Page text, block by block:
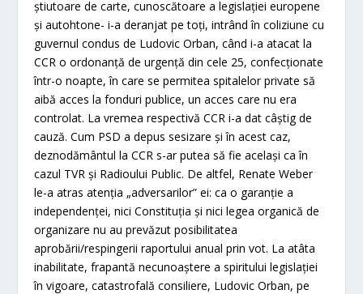
ştiutoare de carte, cunoscătoare a legislaţiei europene
şi autohtone- i-a deranjat pe toţi, intrând în coliziune cu
guvernul condus de Ludovic Orban, când i-a atacat la
CCR o ordonanţă de urgenţă din cele 25, confecţionate
într-o noapte, în care se permitea spitalelor private să
aibă acces la fonduri publice, un acces care nu era
controlat. La vremea respectivă CCR i-a dat câştig de
cauză. Cum PSD a depus sesizare şi în acest caz,
deznodământul la CCR s-ar putea să fie acelaşi ca în
cazul TVR şi Radioului Public. De altfel, Renate Weber
le-a atras atenţia „adversarilor” ei: ca o garanţie a
independenţei, nici Constituţia şi nici legea organică de
organizare nu au prevăzut posibilitatea
aprobării/respingerii raportului anual prin vot. La atâta
inabilitate, frapantă necunoaştere a spiritului legislaţiei
în vigoare, catastrofală consiliere, Ludovic Orban, pe